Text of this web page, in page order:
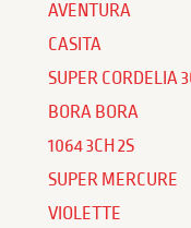
AVENTURA
CASITA
SUPER CORDELIA
BORA BORA
1064 3CH 2S
SUPER MERCURE
VIOLETTE